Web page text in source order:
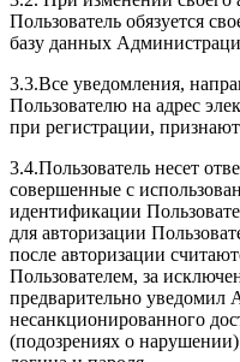
Пользователь обязуется
базу данных
3.3.Все уведомления,
Пользователю на адрес
при регистрации,
3.4.Пользователь несет
совершенные с
идентификации
для авторизации
после авторизации
Пользователем, за
предварительно
несанкционированного
(подозрениях о